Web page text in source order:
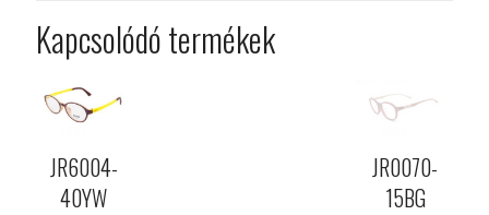
Kapcsolódó termékek
JR6004-
40YW
JR0070-
15BG